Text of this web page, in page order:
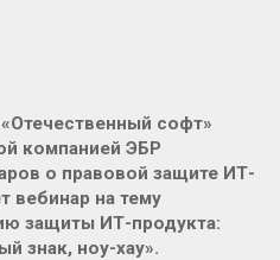
софт»
компанией ЭБР
о правовой защите ИТ-
вебинар на тему
защиты ИТ-продукта:
знак, ноу-хау».